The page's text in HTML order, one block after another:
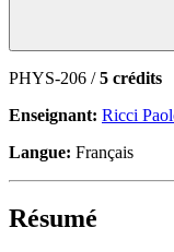
PHYS-206 /5 crédits
Enseignant: Ricci
Langue: Français
Résumé